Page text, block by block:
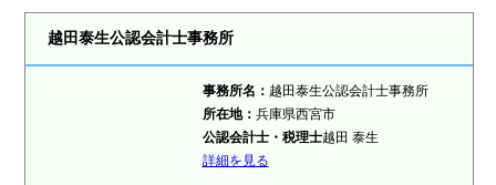
越田泰生公認会計士事務所
事務所名： 越田泰生公認会計士事務所
所在地： 兵庫県西宮市
公認会計士・税理士越田 泰生
詳細を見る